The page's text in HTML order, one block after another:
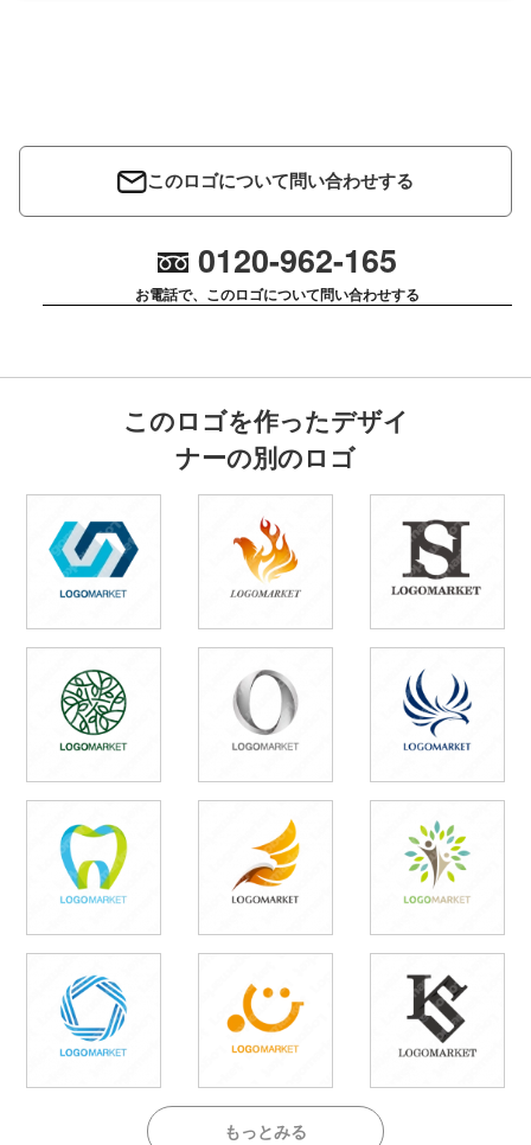
このロゴについて問い合わせする
0120-962-165
お電話で、このロゴについて問い合わせする
このロゴを作ったデザイ
ナーの別のロゴ
もっとみる